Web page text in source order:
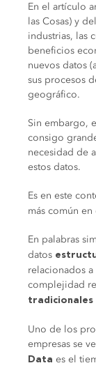
En el artículo
las Cosas) y
industrias, las
beneficios
nuevos datos
sus procesos
geográfico.
Sin embargo,
consigo
necesidad de
estos datos.
Es en este
más común
En palabras
datos
relacionados
complejidad
tradicionales
Uno de los
empresas se
Data es el